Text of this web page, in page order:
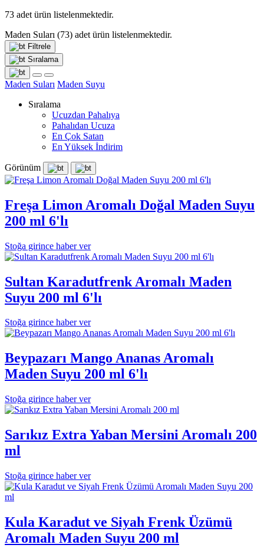
73 adet ürün listelenmektedir.
Maden Suları (73) adet ürün listelenmektedir.
Filtrele
Sıralama
Maden Suları Maden Suyu
Sıralama
Ucuzdan Pahalıya
Pahalıdan Ucuza
En Çok Satan
En Yüksek İndirim
Görünüm
Freşa Limon Aromalı Doğal Maden Suyu
200 ml 6'lı
Stoğa girince haber ver
Sultan Karadutfrenk Aromalı Maden
Suyu 200 ml 6'lı
Stoğa girince haber ver
Beypazarı Mango Ananas Aromalı
Maden Suyu 200 ml 6'lı
Stoğa girince haber ver
Sarıkız Extra Yaban Mersini Aromalı 200
ml
Stoğa girince haber ver
Kula Karadut ve Siyah Frenk Üzümü
Aromalı Maden Suyu 200 ml